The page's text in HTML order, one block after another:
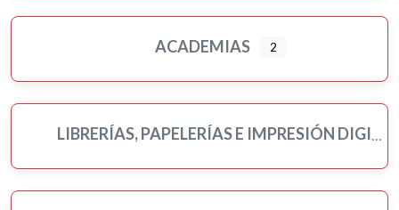
ACADEMIAS 2
LIBRERÍAS, PAPELERÍAS E IMPRESIÓN DIGITAL